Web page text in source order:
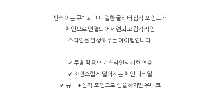
반짝이는 큐빅과 미니멀한 글리터 삼각 포인트가
체인으로 연결되어 세련되고 감각적인
스타일을 완성해주는 아이템입니다.
✔ 투홀 착용으로 스타일리시한 연출
✔ 자연스럽게 떨어지는 체인 디테일
✔ 큐빅 + 삼각 포인트로 심플하지만 유니크